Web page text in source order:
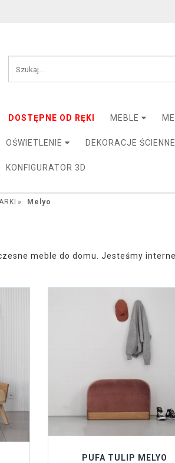
DOSTĘPNE OD RĘKI MEBLE
OŚWIETLENIE DEKORACJE
KONFIGURATOR 3D
Melyo
meble do domu. Jesteśmy
PUFA TULIP MELYO